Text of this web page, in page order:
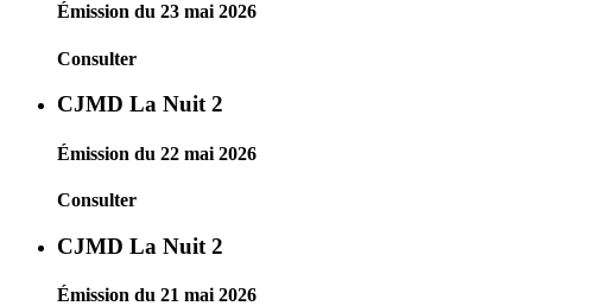
Émission du 23 mai 2026
Consulter
CJMD La Nuit 2
Émission du 22 mai 2026
Consulter
CJMD La Nuit 2
Émission du 21 mai 2026